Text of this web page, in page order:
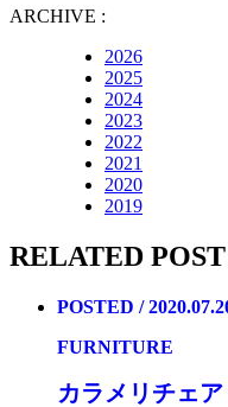
ARCHIVE :
2026
2025
2024
2023
2022
2021
2020
2019
RELATED POST
POSTED /
FURNITURE
カラメリチェ